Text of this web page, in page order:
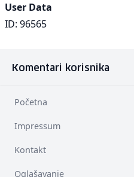
User Data
ID: 96565
Komentari korisnika
Početna
Impressum
Kontakt
Oglašavanje